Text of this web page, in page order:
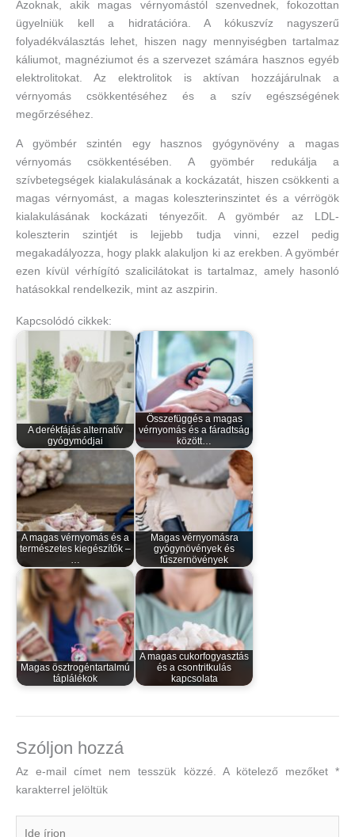
Azoknak, akik magas vérnyomástól szenvednek, fokozottan
ügyelniük kell a hidratációra. A kókuszvíz nagyszerű
folyadékválasztás lehet, hiszen nagy mennyiségben tartalmaz
káliumot, magnéziumot és a szervezet számára hasznos egyéb
elektrolitokat. Az elektrolitok is aktívan hozzájárulnak a
vérnyomás csökkentéséhez és a szív egészségének
megőrzéséhez.
A gyömbér szintén egy hasznos gyógynövény a magas
vérnyomás csökkentésében. A gyömbér redukálja a
szívbetegségek kialakulásának a kockázatát, hiszen csökkenti a
magas vérnyomást, a magas koleszterinszintet és a vérrögök
kialakulásának kockázati tényezőit. A gyömbér az LDL-
koleszterin szintjét is lejjebb tudja vinni, ezzel pedig
megakadályozza, hogy plakk alakuljon ki az erekben. A gyömbér
ezen kívül vérhígító szalicilátokat is tartalmaz, amely hasonló
hatásokkal rendelkezik, mint az aszpirin.
Kapcsolódó cikkek:
A derékfájás alternatív
gyógymódjai
Összefüggés a magas
vérnyomás és a fáradtság
között…
A magas vérnyomás és a
természetes kiegészítők –
…
Magas vérnyomásra
gyógynövények és
fűszernövények
Magas ösztrogéntartalmú
táplálékok
A magas cukorfogyasztás
és a csontritkulás
kapcsolata
Szóljon hozzá
Az e-mail címet nem tesszük közzé. A kötelező mezőket*
karakterrel jelöltük